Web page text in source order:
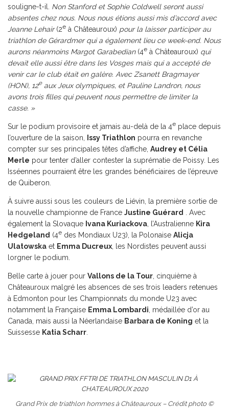
souligne-t-il. Non Stanford et Sophie Coldwell seront aussi
absentes chez nous. Nous nous étions aussi mis d’accord avec
Jeanne Lehair(2e à Châteauroux) pour la laisser participer au
triathlon de Gérardmer qui a également lieu ce week-end. Nous
aurons néanmoins Margot Garabedian(4e à Châteauroux) qui
devait elle aussi être dans les Vosges mais qui a accepté de
venir car le club était en galère. Avec Zsanett Bragmayer
(HON), 12eaux Jeux olympiques, et Pauline Landron, nous
avons trois filles qui peuvent nous permettre de limiter la
casse. »
Sur le podium provisoire et jamais au-delà de la 4e place depuis
l’ouverture de la saison,
Issy Triathlon pourra en revanche
compter sur ses principales têtes d’affiche, Audrey et Célia
Merle pour tenter d’aller contester la suprématie de Poissy. Les
Isséennes pourraient être les grandes bénéficiaires de l’épreuve
de Quiberon.
À suivre aussi sous les couleurs de Liévin, la première sortie de
la nouvelle championne de France Justine Guérard
. Avec
également la Slovaque Ivana Kuriackova , l’Australienne Kira
Hedgeland (4e des Mondiaux U23), la Polonaise Alicja
Ulatowska et Emma Ducreux , les Nordistes peuvent aussi
lorgner le podium.
Belle carte à jouer pour Vallons de la Tour , cinquième à
Châteauroux malgré les absences de ses trois leaders retenues
à Edmonton pour les Championnats du monde U23 avec
notamment la Française Emma Lombardi , médaillée d’or au
Canada, mais aussi la Néerlandaise Barbara de Koning et la
Suissesse Katia Scharr
Grand Prix de triathlon hommes à Châteauroux – Crédit photo ©